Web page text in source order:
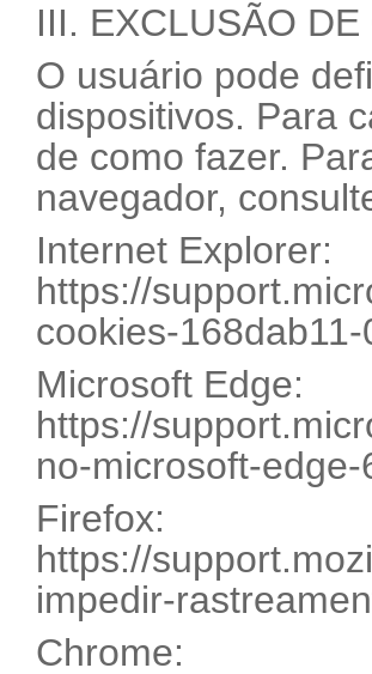
III. EXCLUSÃO
O usuário pode
dispositivos. Para
de como fazer.
navegador,
Internet Explorer:
https://
cookies-
Microsoft Edge:
https://
no-microsoft-
Firefox:
https://
impedir-
Chrome: